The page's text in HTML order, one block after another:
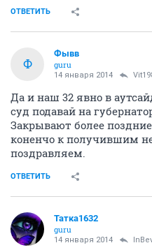
ОТВЕТИТЬ
Ф
Фывв
guru
14 января 2014
Да и наш 32 явно в
суд подавай на
Закрывают более
коненчо к получившим
поздравляем.
ОТВЕТИТЬ
Татка1632
guru
14 января 2014